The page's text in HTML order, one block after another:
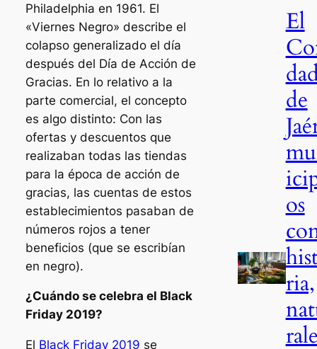
Philadelphia en 1961. El
«Viernes Negro» describe el
colapso generalizado el día
después del Día de Acción de
Gracias. En lo relativo a la
parte comercial, el concepto
es algo distinto: Con las
ofertas y descuentos que
realizaban todas las tiendas
para la época de acción de
gracias, las cuentas de estos
establecimientos pasaban de
números rojos a tener
beneficios (que se escribían
en negro).
¿Cuándo se celebra el Black
Friday 2019?
El Black Friday 2019 se
El
de
os
ria,